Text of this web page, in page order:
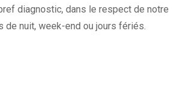
diagnostic, dans le respect de notre
de nuit, week-end ou jours fériés.